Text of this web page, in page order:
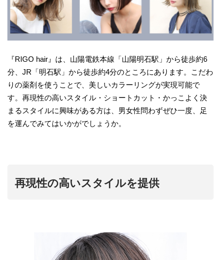
『RIGO hair』は、山陽電鉄本線「山陽明石駅」から徒歩約6
分、JR「明石駅」から徒歩約4分のところにあります。こだわ
りの薬剤を使うことで、美しいカラーリングが実現可能で
す。再現性の高いスタイル・ショートカット・かっこよく決
まるスタイルに興味がある方は、男女性問わずぜひ一度、足
を運んでみてはいかがでしょうか。
再現性の高いスタイルを提供